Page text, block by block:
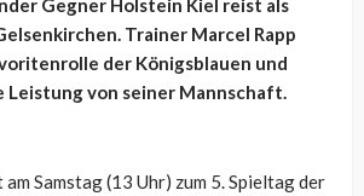
Gegner Holstein Kiel reist als
Trainer Marcel Rapp
der Königsblauen und
Leistung von seiner Mannschaft.
Samstag (13 Uhr) zum 5. Spieltag der